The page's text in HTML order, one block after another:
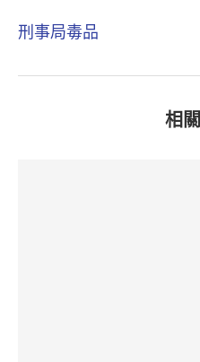
刑事局毒品
相